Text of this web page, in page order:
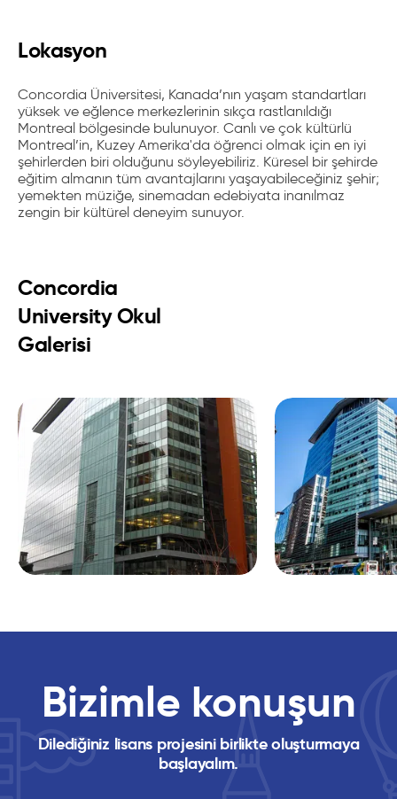
Lokasyon
Concordia Üniversitesi, Kanada’nın yaşam standartları
yüksek ve eğlence merkezlerinin sıkça rastlanıldığı
Montreal bölgesinde bulunuyor. Canlı ve çok kültürlü
Montreal’in, Kuzey Amerika'da öğrenci olmak için en iyi
şehirlerden biri olduğunu söyleyebiliriz. Küresel bir şehirde
eğitim almanın tüm avantajlarını yaşayabileceğiniz şehir;
yemekten müziğe, sinemadan edebiyata inanılmaz
zengin bir kültürel deneyim sunuyor.
Concordia
University Okul
Galerisi
Bizimle konuşun
Dilediğiniz lisans projesini birlikte oluşturmaya
başlayalım.